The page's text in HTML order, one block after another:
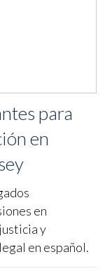
para
en
en
y
en español.